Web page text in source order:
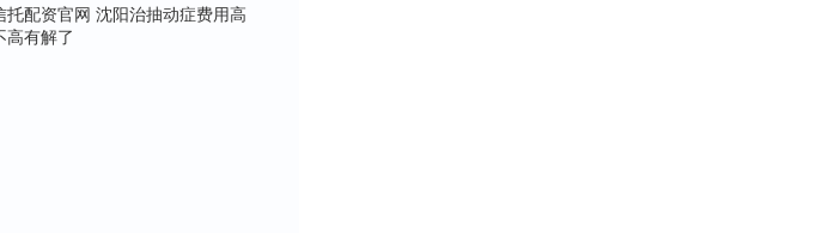
托配资官网 沈阳治抽动症费用高
高有解了